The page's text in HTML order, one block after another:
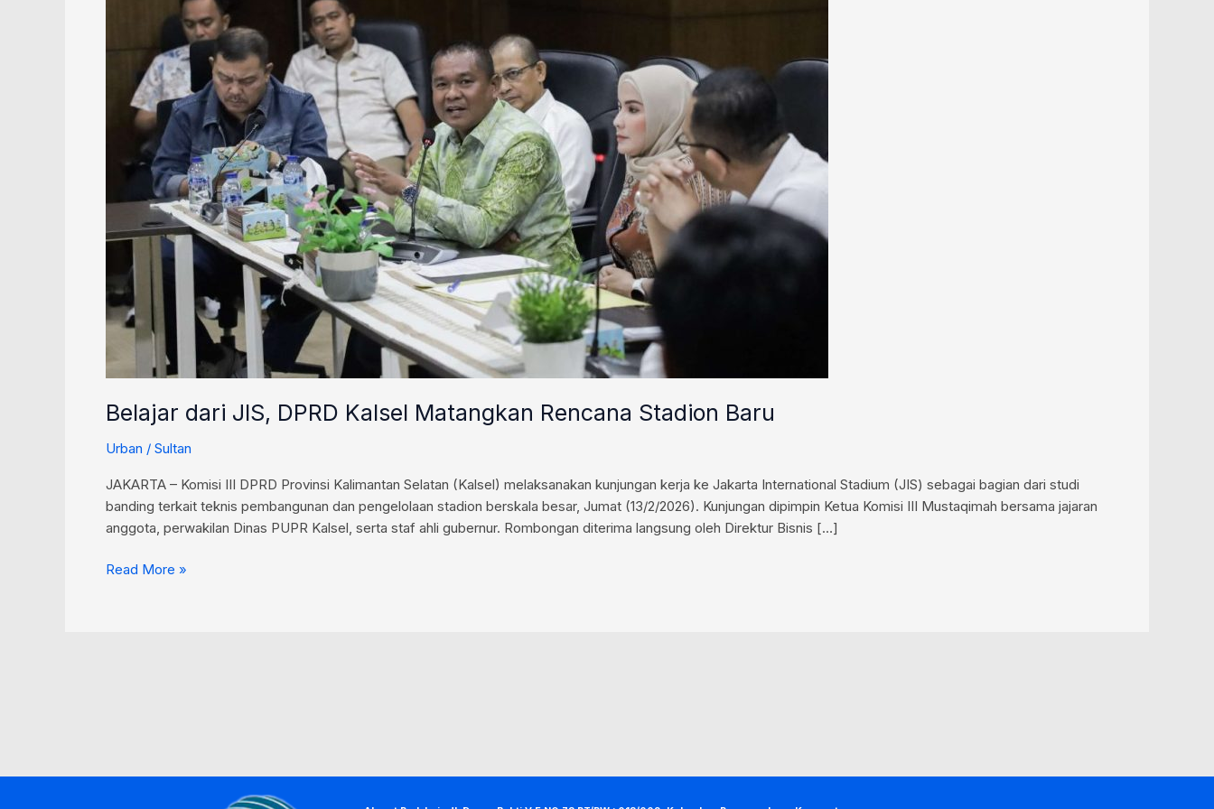
Belajar dari JIS, DPRD Kalsel Matangkan Rencana Stadion Baru
Urban / Sultan
JAKARTA – Komisi III DPRD Provinsi Kalimantan Selatan (Kalsel) melaksanakan kunjungan kerja ke Jakarta International Stadium (JIS) sebagai bagian dari studi
banding terkait teknis pembangunan dan pengelolaan stadion berskala besar, Jumat (13/2/2026). Kunjungan dipimpin Ketua Komisi III Mustaqimah bersama jajaran
anggota, perwakilan Dinas PUPR Kalsel, serta staf ahli gubernur. Rombongan diterima langsung oleh Direktur Bisnis […]
Matangkan
Read More »